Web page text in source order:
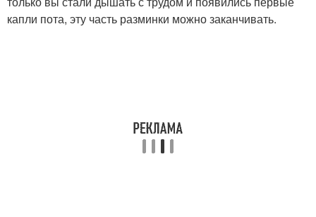
капли пота, эту часть разминки можно заканчивать.